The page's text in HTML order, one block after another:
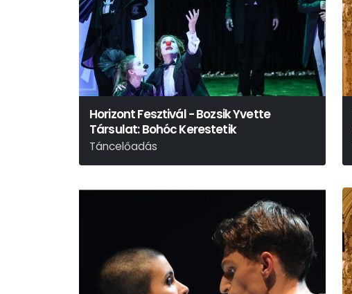
Horizont Fesztivál - Bozsik Yvette
Társulat: Bohóc Kerestetik
Táncelőadás